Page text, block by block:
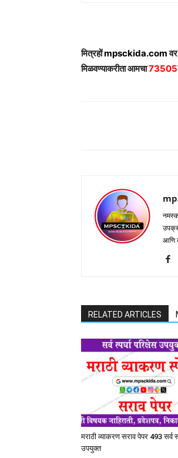
मित्रहोंmpsckida.com
मिळवण्याकरीता आमचा
आणि
RELATED ARTICLES
मराठी व्याकरण सराव पेपर 493 सर्व
उपयुक्त